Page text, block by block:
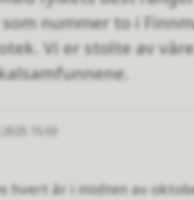
nummer to i
Vi er stolte av
15.50
hvert år i midten av